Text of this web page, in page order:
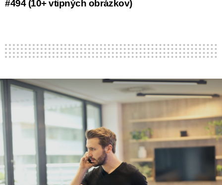
#494 (10+ vtipných obrázkov)